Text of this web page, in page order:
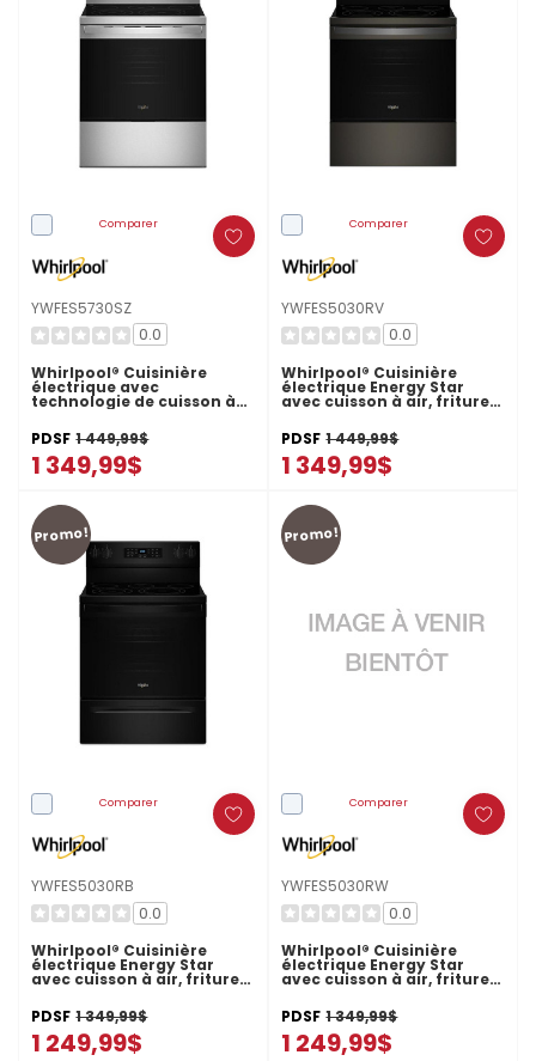
Comparer
YWFES5730SZ
0.0
Whirlpool® Cuisinière
électrique avec
technologie de cuisson à
air - 30 po YWFES5730SZ
PDSF 1 449,99$
1 349,99$
Comparer
YWFES5030RV
0.0
Whirlpool® Cuisinière
électrique Energy Star
avec cuisson à air, friture à
air sans préchauffage et
nettoyage automatique -
30 po YWFES5030RV
PDSF 1 449,99$
1 349,99$
Promo!
Comparer
YWFES5030RB
0.0
Whirlpool® Cuisinière
électrique Energy Star
avec cuisson à air, friture à
air sans préchauffage et
nettoyage automatique -
30 po YWFES5030RB
PDSF 1 349,99$
1 249,99$
Promo!
Comparer
YWFES5030RW
0.0
Whirlpool® Cuisinière
électrique Energy Star
avec cuisson à air, friture à
air sans préchauffage et
nettoyage automatique -
30 po YWFES5030RW
PDSF 1 349,99$
1 249,99$